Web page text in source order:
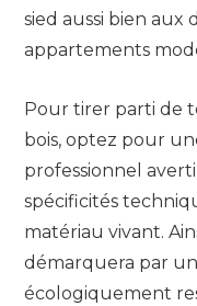
sied aussi bien aux
appartements
Pour tirer parti de
bois, optez pour
professionnel
spécificités
matériau vivant.
démarquera par
écologiquement